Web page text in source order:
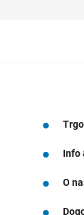
Info
O